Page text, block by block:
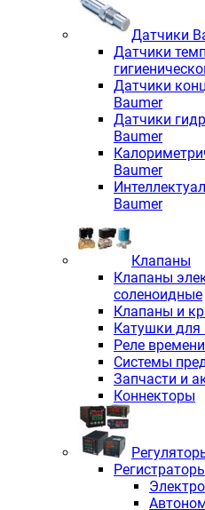
Датчики
Датчики
Датчики
Baumer
Датчики
Baumer
Baumer
Baumer
Клапаны
Клапаны
соленоидные
Клапаны и
Катушки для
Реле
Системы
Запчасти и
Коннекторы